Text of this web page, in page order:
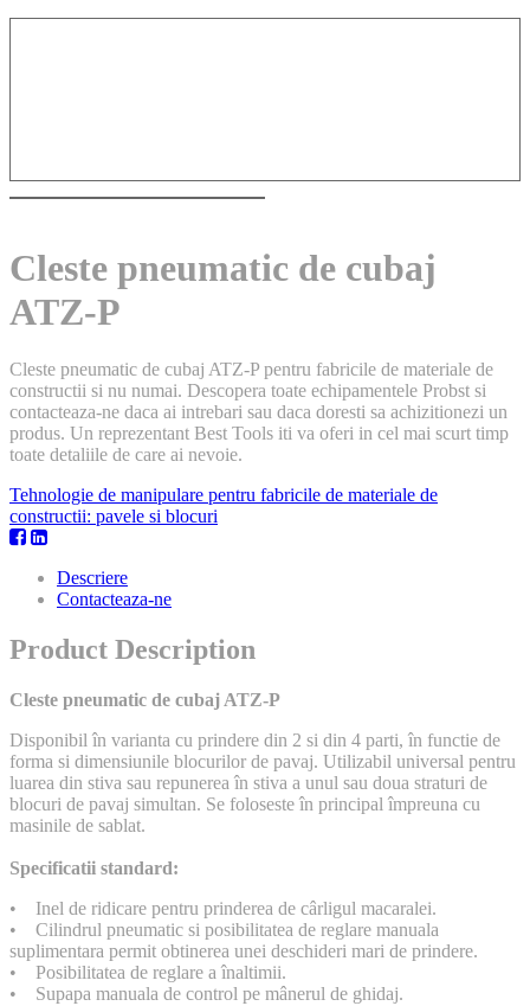
Cleste pneumatic de cubaj
ATZ-P
Cleste pneumatic de cubaj ATZ-P pentru fabricile de materiale de
constructii si nu numai. Descopera toate echipamentele Probst si
contacteaza-ne daca ai intrebari sau daca doresti sa achizitionezi un
produs. Un reprezentant Best Tools iti va oferi in cel mai scurt timp
toate detaliile de care ai nevoie.
Tehnologie de manipulare pentru fabricile de materiale de
constructii: pavele si blocuri
Descriere
Contacteaza-ne
Product Description
Cleste pneumatic de cubaj ATZ-P
Disponibil în varianta cu prindere din 2 si din 4 parti, în functie de
forma si dimensiunile blocurilor de pavaj. Utilizabil universal pentru
luarea din stiva sau repunerea în stiva a unul sau doua straturi de
blocuri de pavaj simultan. Se foloseste în principal împreuna cu
masinile de sablat.
Specificatii standard:
• Inel de ridicare pentru prinderea de cârligul macaralei.
• Cilindrul pneumatic si posibilitatea de reglare manuala
suplimentara permit obtinerea unei deschideri mari de prindere.
• Posibilitatea de reglare a înaltimii.
• Supapa manuala de control pe mânerul de ghidaj.